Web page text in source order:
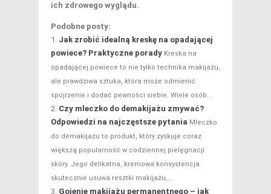
ich zdrowego wyglądu.
Podobne posty:
Jak zrobić idealną kreskę na opadającej
powiece? Praktyczne porady Kreska na
opadającej powiece to nie tylko technika makijażu,
ale prawdziwa sztuka, która może odmienić
spojrzenie i dodać pewności siebie. Wiele osób...
Czy mleczko do demakijażu zmywać?
Odpowiedzi na najczęstsze pytania Mleczko
do demakijażu to produkt, który zyskuje coraz
większą popularność w codziennej pielęgnacji
skóry. Jego delikatna, kremowa konsystencja
skutecznie usuwa resztki makijażu,...
Gojenie makijażu permanentnego – jak